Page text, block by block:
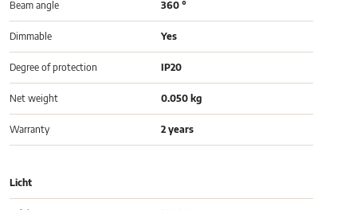
Beam angle 360 °
Dimmable Yes
Degree of protection IP20
Net weight 0.050 kg
Warranty 2 years
Licht